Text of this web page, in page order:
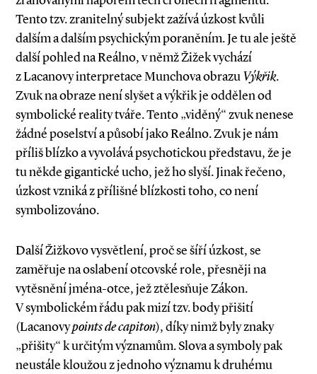
Tento tzv. zranitelný subjekt zažívá úzkost kvůli
dalším a dalším psychickým poraněním. Je tu ale ještě
další pohled na Reálno, v němž Žižek vychází
z Lacanovy interpretace Munchova obrazuVýkřik.
Zvuk na obraze není slyšet a výkřik je oddělen od
symbolické reality tváře. Tento „viděný“ zvuk nenese
žádné poselství a působí jako Reálno. Zvuk je nám
příliš blízko a vyvolává psychotickou představu, že je
tu někde gigantické ucho, jež ho slyší. Jinak řečeno,
úzkost vzniká z přílišné blízkosti toho, co není
symbolizováno.
Další Žižkovo vysvětlení, proč se šíří úzkost, se
zaměřuje na oslabení otcovské role, přesněji na
vytěsnění jména­-otce, jež ztělesňuje Zákon.
V symbolickém řádu pak mizí tzv. bo­­dy přišití
(Lacanovypoints de capiton), díky nimž byly znaky
„přišity“ k určitým významům. Slova a symboly pak
neustále kloužou z jednoho významu k druhému